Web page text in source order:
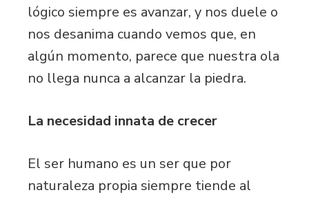
lógico siempre es avanzar, y nos duele o
nos desanima cuando vemos que, en
algún momento, parece que nuestra ola
no llega nunca a alcanzar la piedra.
La necesidad innata de crecer
El ser humano es un ser que por
naturaleza propia siempre tiende al